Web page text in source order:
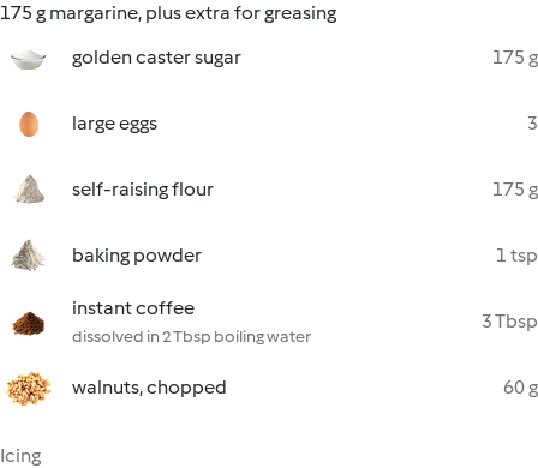
175 g margarine, plus extra for greasing
golden caster sugar
175 g
large eggs 3
self-raising flour 175 g
baking powder 1 tsp
instant coffee
dissolved in 2 Tbsp boiling water
3 Tbsp
walnuts, chopped 60 g
Icing